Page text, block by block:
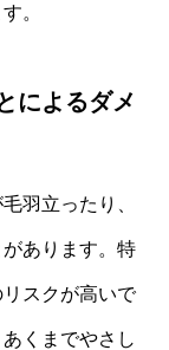
。
によるダメ
羽立ったり、
あります。特
スクが高いで
くまでやさし